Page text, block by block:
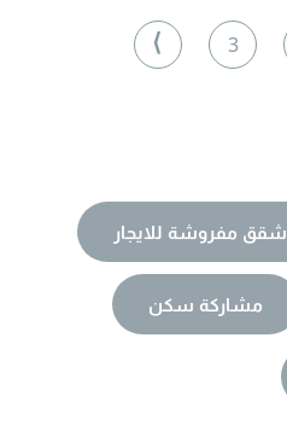
3
⟩
شقق مفروشة للايجار
مشاركة سكن